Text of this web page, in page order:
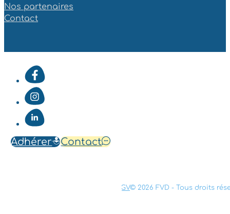
Adhérer Contact
Nos partenaires
Contact
CGV© 2026 FVD - Tous droits